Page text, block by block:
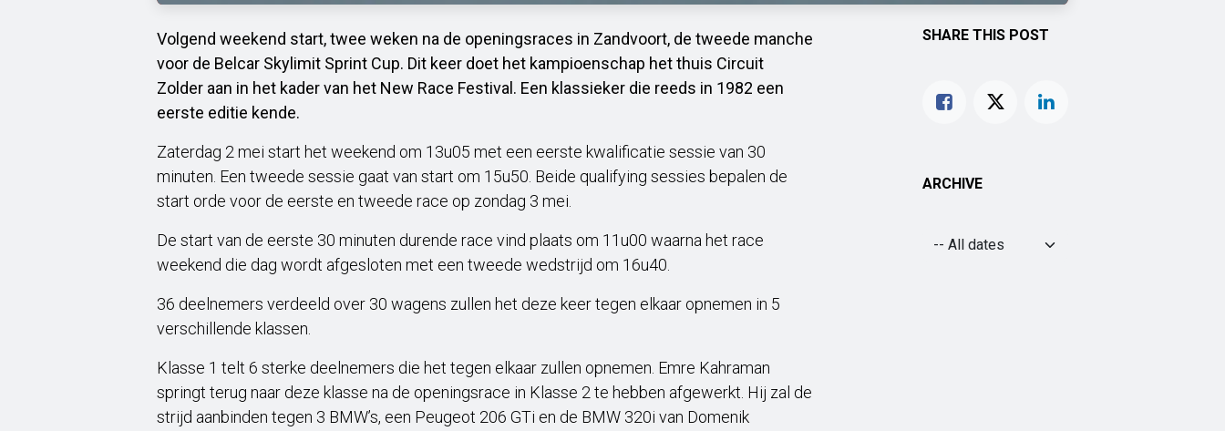
Volgend weekend start, twee weken na de openingsraces in Zandvoort, de tweede manche
voor de Belcar Skylimit Sprint Cup. Dit keer doet het kampioenschap het thuis Circuit
Zolder aan in het kader van het New Race Festival. Een klassieker die reeds in 1982 een
eerste editie kende.
Zaterdag 2 mei start het weekend om 13u05 met een eerste kwalificatie sessie van 30
minuten. Een tweede sessie gaat van start om 15u50. Beide qualifying sessies bepalen de
start orde voor de eerste en tweede race op zondag 3 mei.
De start van de eerste 30 minuten durende race vind plaats om 11u00 waarna het race
weekend die dag wordt afgesloten met een tweede wedstrijd om 16u40.
36 deelnemers verdeeld over 30 wagens zullen het deze keer tegen elkaar opnemen in 5
verschillende klassen.
Klasse 1 telt 6 sterke deelnemers die het tegen elkaar zullen opnemen. Emre Kahraman
springt terug naar deze klasse na de openingsrace in Klasse 2 te hebben afgewerkt. Hij zal de
strijd aanbinden tegen 3 BMW’s, een Peugeot 206 GTi en de BMW 320i van Domenik
SHARE THIS POST
ARCHIVE